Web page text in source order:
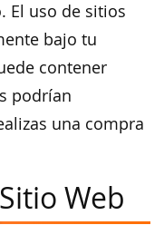
El uso de sitios
bajo tu
contener
podrían
una compra
Web